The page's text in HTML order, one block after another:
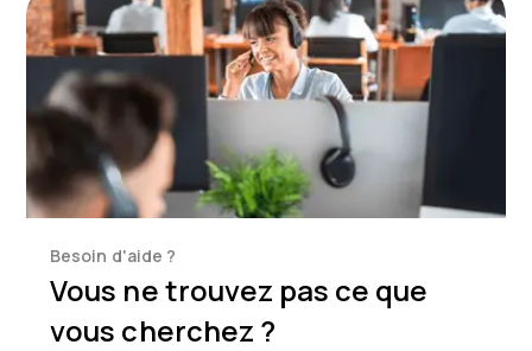
Besoin d'aide ?
Vous ne trouvez pas ce que
vous cherchez ?